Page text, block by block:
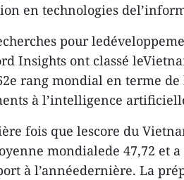
en technologies
pour
Insights ont classé
rang mondial en terme
à l’intelligence
fois que lescore du
mondialede 47,72 et
à l’annéedernière. La